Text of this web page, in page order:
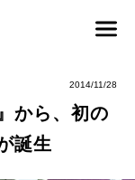
2014/11/28
から、初の
誕生